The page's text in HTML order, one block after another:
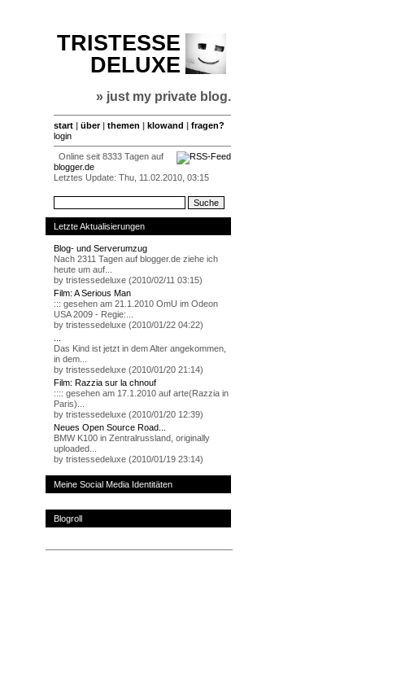
TRISTESSE
DELUXE
» just my private blog.
start | über| themen | klowand | fragen?
login
Online seit 8333 Tagen auf
blogger.de
Letztes Update: Thu, 11.02.2010, 03:15
Letzte Aktualisierungen
Blog- und Serverumzug
Nach 2311 Tagen auf blogger.de ziehe ich
heute um auf...
by tristessedeluxe (2010/02/11 03:15)
Film: A Serious Man
::: gesehen am 21.1.2010 OmU im Odeon
USA 2009 - Regie:...
by tristessedeluxe (2010/01/22 04:22)
Das Kind ist jetzt in dem Alter angekommen,
in dem...
by tristessedeluxe (2010/01/20 21:14)
Film: Razzia sur la chnouf
:::: gesehen am 17.1.2010 auf arte(Razzia in
Paris)...
by tristessedeluxe (2010/01/20 12:39)
Neues Open Source Road...
BMW K100 in Zentralrussland, originally
uploaded...
by tristessedeluxe (2010/01/19 23:14)
Meine Social Media Identitäten
Blogroll